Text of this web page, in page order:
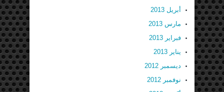
أبريل 2013
مارس 2013
فبراير 2013
يناير 2013
ديسمبر 2012
نوفمبر 2012